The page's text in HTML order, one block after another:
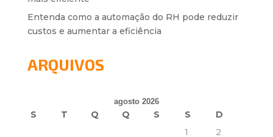
Entenda como a automação do RH pode reduzir
custos e aumentar a eficiência
ARQUIVOS
agosto 2026
S T Q Q S S
D
1
2